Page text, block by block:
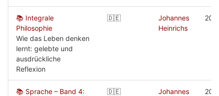
📚 Integrale
Philosophie
Wie das Leben denken
lernt: gelebte und
ausdrückliche
Reflexion
🇩🇪
Johannes
Heinrichs
📚 Sprache – Band 4:
🇩🇪
Johannes